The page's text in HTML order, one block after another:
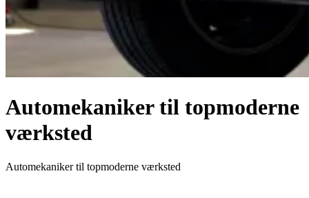
Automekaniker til topmoderne
værksted
Automekaniker til topmoderne værksted